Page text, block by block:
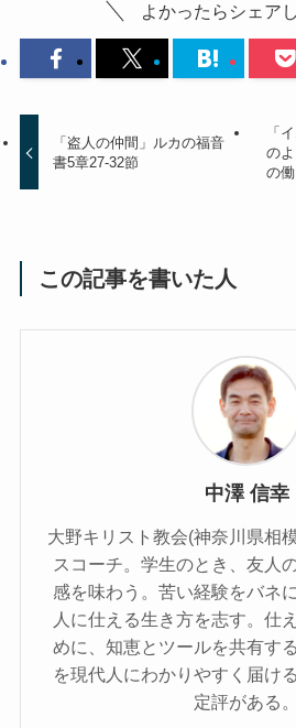
よかったらシェア
「盗人の仲間」ルカの福音
書5章27-32節
「
の
の
この記事を書いた人
中澤 信幸
大野キリスト教会(神奈川県相
スコーチ。学生のとき、友人
感を味わう。苦い経験をバネ
人に仕える生き方を志す。仕
めに、知恵とツールを共有す
を現代人にわかりやすく届け
定評がある。